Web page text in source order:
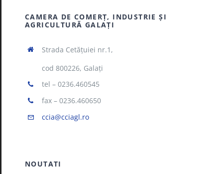
CAMERA DE COMERŢ, INDUSTRIE ŞI
AGRICULTURĂ GALAŢI
Strada Cetăţuiei nr.1,
cod 800226, Galaţi
tel – 0236.460545
fax – 0236.460650
ccia@cciagl.ro
NOUTATI